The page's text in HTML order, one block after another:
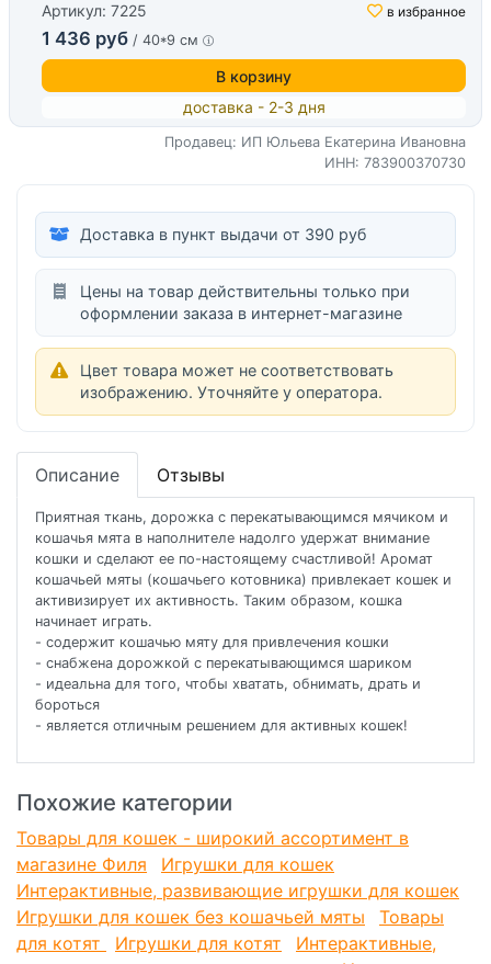
Артикул: 7225 в избранное
1 436 руб / 40*9 см
В корзину
доставка - 2-3 дня
Продавец: ИП Юльева Екатерина Ивановна
ИНН: 783900370730
Доставка в пункт выдачи от 390 руб
Цены на товар действительны только при
оформлении заказа в интернет-магазине
Цвет товара может не соответствовать
изображению. Уточняйте у оператора.
Описание Отзывы
Приятная ткань, дорожка с перекатывающимся мячиком и
кошачья мята в наполнителе надолго удержат внимание
кошки и сделают ее по-настоящему счастливой! Аромат
кошачьей мяты (кошачьего котовника) привлекает кошек и
активизирует их активность. Таким образом, кошка
начинает играть.
- содержит кошачью мяту для привлечения кошки
- снабжена дорожкой с перекатывающимся шариком
- идеальна для того, чтобы хватать, обнимать, драть и
бороться
- является отличным решением для активных кошек!
Похожие категории
Товары для кошек - широкий ассортимент в
магазине Филя
Игрушки для кошек
Интерактивные, развивающие игрушки для кошек
Игрушки для кошек без кошачьей мяты
Товары
для котят
Игрушки для котят
Интерактивные,